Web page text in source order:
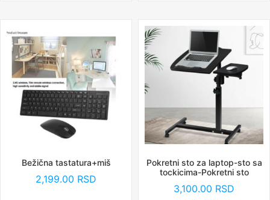
Bežična tastatura+miš
2,199.00 RSD
Pokretni sto za laptop-sto sa
tockicima-Pokretni sto
3,100.00 RSD